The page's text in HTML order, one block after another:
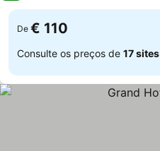
De € 110
Consulte os preços de 17 sites